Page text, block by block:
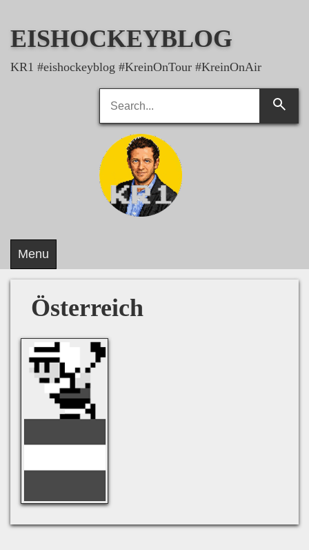
content
EISHOCKEYBLOG
KR1 #eishockeyblog #KreinOnTour #KreinOnAir
Search
for:
Search
Menu
Österreich